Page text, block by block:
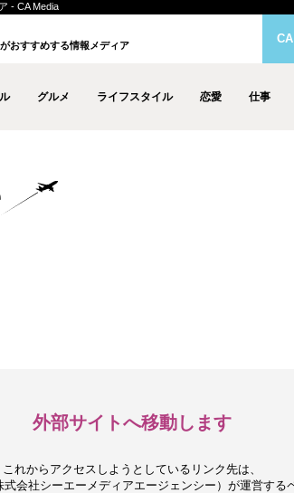
- CA Media
おすすめする情報メディア
グルメ ライフスタイル 恋愛 仕事
外部サイトへ移動します
これからアクセスしようとしているリンク先は、
式会社シーエーメディアエージェンシー）が運営する